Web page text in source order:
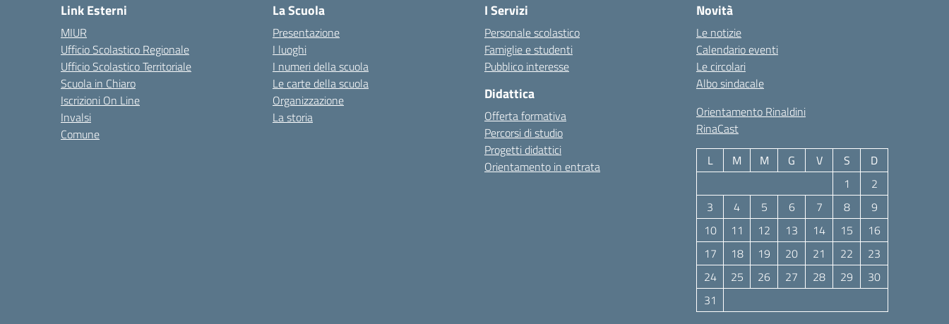
Link Esterni
MIUR
Ufficio Scolastico Regionale
Ufficio Scolastico Territoriale
Scuola in Chiaro
Iscrizioni On Line
Invalsi
Comune
La Scuola
Presentazione
I luoghi
I numeri della scuola
Le carte della scuola
Organizzazione
La storia
I Servizi
Personale scolastico
Famiglie e studenti
Pubblico interesse
Didattica
Offerta formativa
Percorsi di studio
Progetti didattici
Orientamento in entrata
Novità
Le notizie
Calendario eventi
Le circolari
Albo sindacale
Orientamento Rinaldini
RinaCast
L M M G V S
D
1
2
3
4 5 6 7 8
9
10
11 12 13 14 15
16
17
18 19 20 21 22
23
24
25 26 27 28 29
30
31